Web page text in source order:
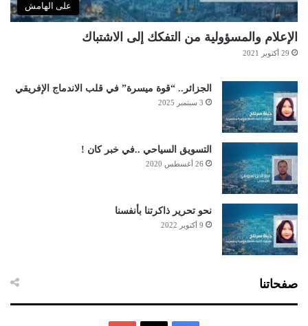
على الهامش
الإعلام والمسؤولية من التفكك إلى الاشتباك
29 أكتوبر 2021
الجزائر.. “قوة ميسرة” في قلب الاندماج الإفريقي
3 سبتمبر 2025
التسويق السياحي ..في خبر كان !
26 أغسطس 2020
نحو تحرير ذاكرتنا بأنفسنا
9 أكتوبر 2022
صفحاتنا